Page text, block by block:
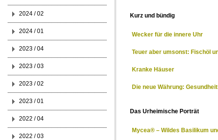
Kurz und bündig
Wecker für die innere Uhr
Teuer aber umsonst: Fischöl
Kranke Häuser
Die neue Währung:
Das Urheimische Porträt
Mycea® – Wildes Basilikum
2024 / 02
2024 / 01
2023 / 04
2023 / 03
2023 / 02
2023 / 01
2022 / 04
2022 / 03